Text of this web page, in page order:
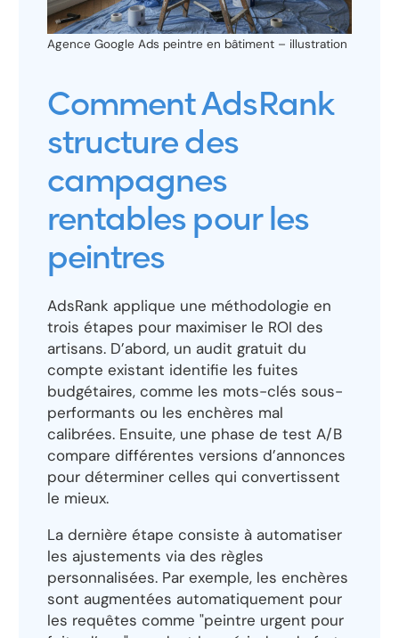
Agence Google Ads peintre en bâtiment – illustration
Comment AdsRank
structure des
campagnes
rentables pour les
peintres
AdsRank applique une méthodologie en
trois étapes pour maximiser le ROI des
artisans. D’abord, un audit gratuit du
compte existant identifie les fuites
budgétaires, comme les mots-clés sous-
performants ou les enchères mal
calibrées. Ensuite, une phase de test A/B
compare différentes versions d’annonces
pour déterminer celles qui convertissent
le mieux.
La dernière étape consiste à automatiser
les ajustements via des règles
personnalisées. Par exemple, les enchères
sont augmentées automatiquement pour
les requêtes comme "peintre urgent pour